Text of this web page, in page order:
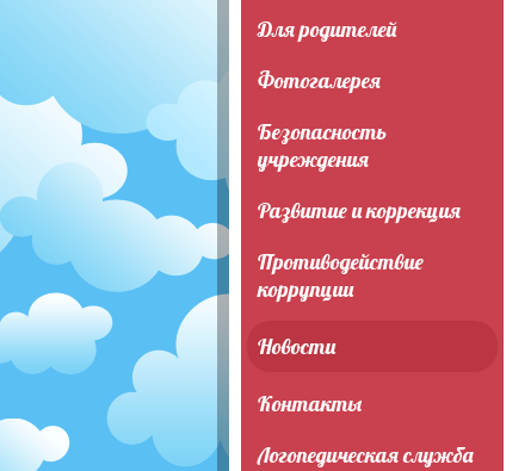
Для родителей
Фотогалерея
Безопасность
учреждения
Развитие и коррекция
Противодействие
коррупции
Новости
Контакты
Логопедическая служба